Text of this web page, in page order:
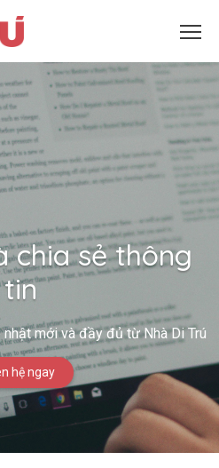
chia sẻ thông
tin
mới và đầy đủ từ Nhà Di Trú
hệ ngay